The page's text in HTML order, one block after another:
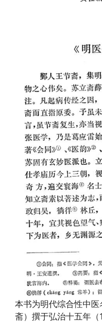
本书为明代综合性中
斋）撰于弘治十五年